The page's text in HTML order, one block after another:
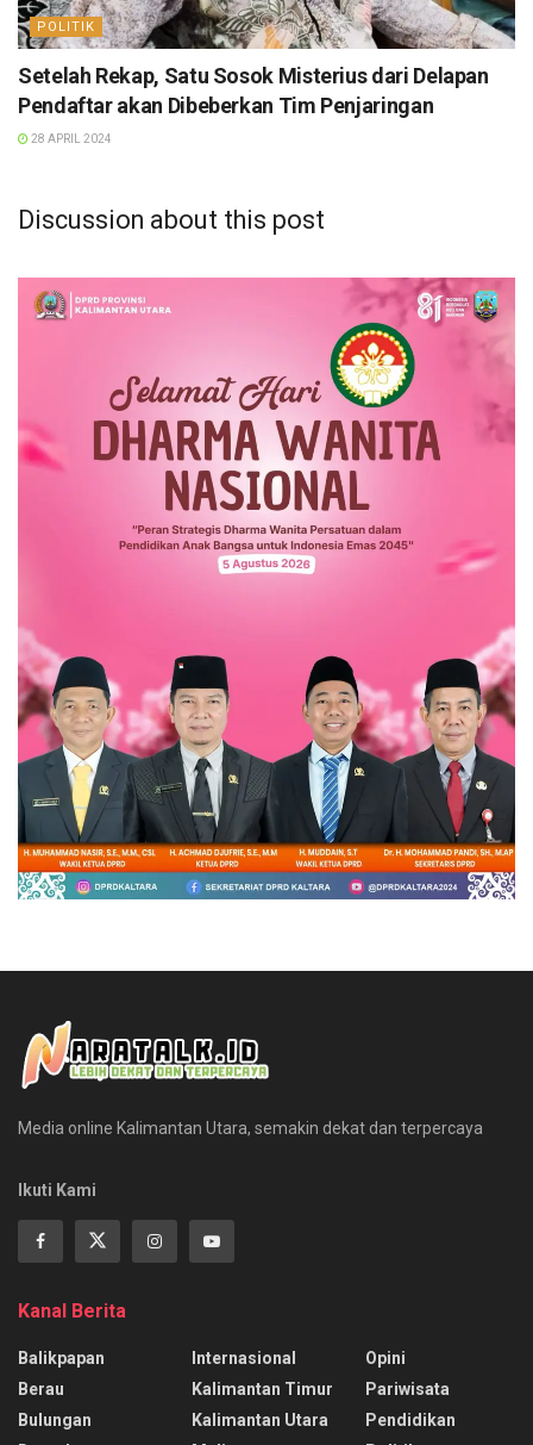
POLITIK
Setelah Rekap, Satu Sosok Misterius dari Delapan
Pendaftar akan Dibeberkan Tim Penjaringan
28 APRIL 2024
Discussion about this post
Media online Kalimantan Utara, semakin dekat dan terpercaya
Ikuti Kami
Kanal Berita
Balikpapan
Berau
Bulungan
Internasional
Kalimantan Timur
Kalimantan Utara
Opini
Pariwisata
Pendidikan